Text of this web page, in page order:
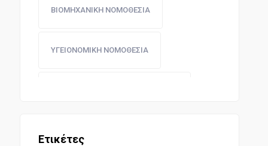
ΒΙΟΜΗΧΑΝΙΚΗ ΝΟΜΟΘΕΣΙΑ
ΥΓΕΙΟΝΟΜΙΚΗ ΝΟΜΟΘΕΣΙΑ
Ετικέτες